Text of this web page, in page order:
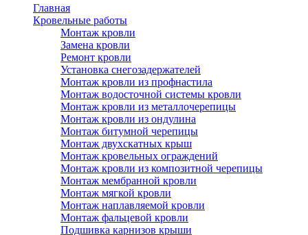
Главная
Кровельные работы
Монтаж кровли
Замена кровли
Ремонт кровли
Установка снегозадержателей
Монтаж кровли из профнастила
Монтаж водосточной системы кровли
Монтаж кровли из металлочерепицы
Монтаж кровли из ондулина
Монтаж битумной черепицы
Монтаж двухскатных крыш
Монтаж кровельных ограждений
Монтаж кровли из композитной черепицы
Монтаж мембранной кровли
Монтаж мягкой кровли
Монтаж наплавляемой кровли
Монтаж фальцевой кровли
Подшивка карнизов крыши